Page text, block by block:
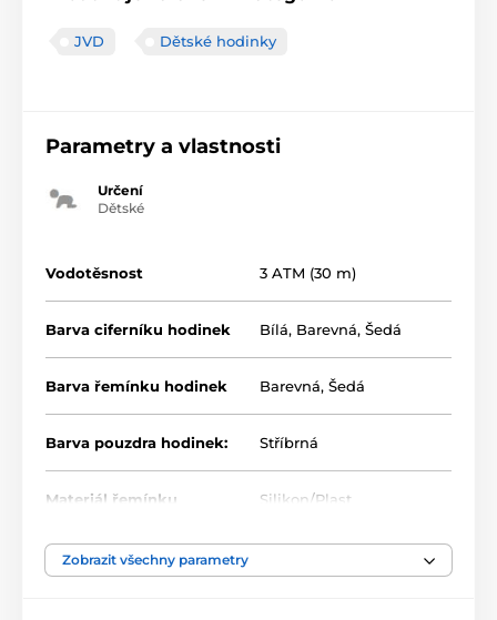
JVD Dětské hodinky
Parametry a vlastnosti
Určení
Dětské
Vodotěsnost 3 ATM (30 m)
Barva ciferníku hodinek Bílá, Barevná, Šedá
Barva řemínku hodinek Barevná, Šedá
Barva pouzdra hodinek: Stříbrná
Materiál řemínku Silikon/Plast
Zobrazit všechny parametry